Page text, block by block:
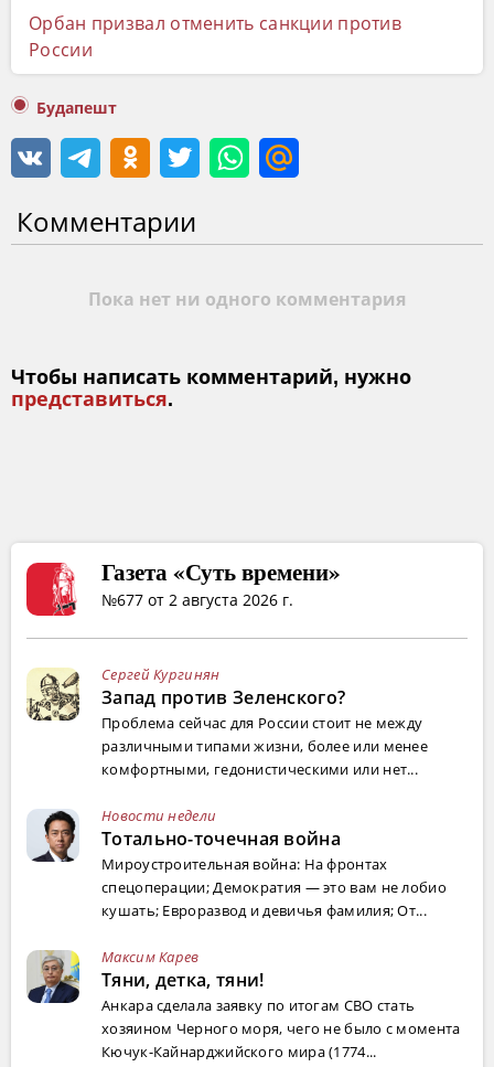
Орбан призвал отменить санкции против
России
Будапешт
Комментарии
Пока нет ни одного комментария
Чтобы написать комментарий, нужно
представиться.
Газета «Суть времени»
№677 от 2 августа 2026 г.
Сергей Кургинян
Запад против Зеленского?
Проблема сейчас для России стоит не между
различными типами жизни, более или менее
комфортными, гедонистическими или нет...
Новости недели
Тотально-точечная война
Мироустроительная война: На фронтах
спецоперации; Демократия — это вам не лобио
кушать; Евроразвод и девичья фамилия; От...
Максим Карев
Тяни, детка, тяни!
Анкара сделала заявку по итогам СВО стать
хозяином Черного моря, чего не было с момента
Кючук-Кайнарджийского мира (1774...